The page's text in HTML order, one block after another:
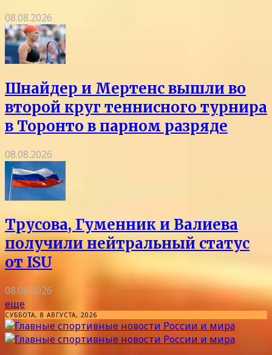
08.08.2026
Шнайдер и Мертенс вышли во
второй круг теннисного турнира
в Торонто в парном разряде
08.08.2026
Трусова, Гуменник и Валиева
получили нейтральный статус
от ISU
08.08.2026
еще
СУББОТА, 8 АВГУСТА, 2026